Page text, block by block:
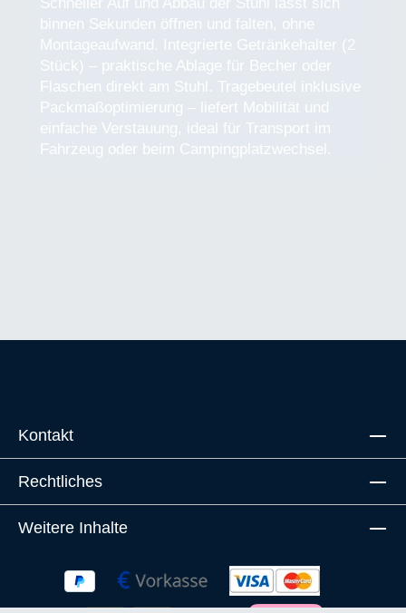
binnen Sekunden öffnen und falten, ohne
Montageaufwand. Integrierte Getränkehalter (2
Stück) – praktische Ablage für Becher oder
Flaschen direkt am Stuhl. Tragebeutel inklusive
Packmaßoptimierung – liefert Mobilität und
einfache Verstauung, ideal für Transport im
Fahrzeug oder beim Campingplatzwechsel.
Kontakt
Rechtliches
Weitere Inhalte